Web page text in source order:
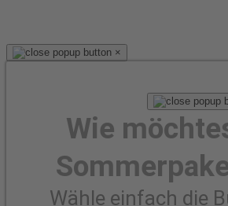
×
Wie
Wähle einfach die